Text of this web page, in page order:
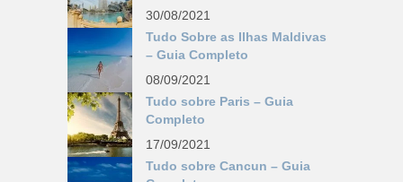
30/08/2021
Tudo Sobre as Ilhas Maldivas
– Guia Completo
08/09/2021
Tudo sobre Paris – Guia
Completo
17/09/2021
Tudo sobre Cancun – Guia